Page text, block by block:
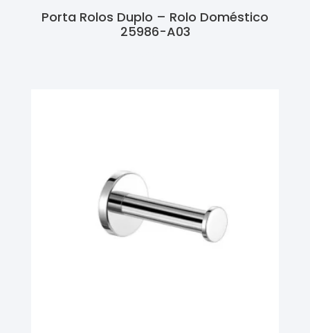
Porta Rolos Duplo – Rolo Doméstico
25986-A03